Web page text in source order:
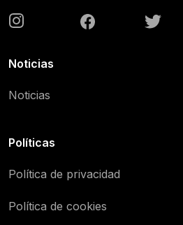
Noticias
Noticias
Políticas
Política de privacidad
Política de cookies